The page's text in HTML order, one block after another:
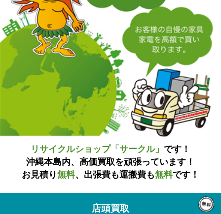
リサイクルショップ「サークル」 です！
沖縄本島内、高価買取を頑張っています！
お見積り無料、出張費も運搬費も無料です！
店頭買取